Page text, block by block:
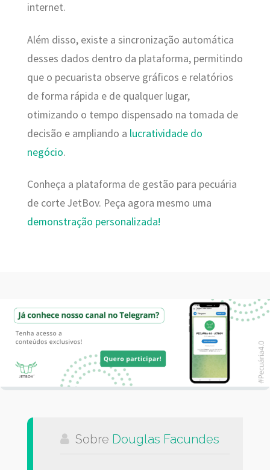
internet.
Além disso, existe a sincronização automática
desses dados dentro da plataforma, permitindo
que o pecuarista observe gráficos e relatórios
de forma rápida e de qualquer lugar,
otimizando o tempo dispensado na tomada de
decisão e ampliando a lucratividade do
negócio.
Conheça a plataforma de gestão para pecuária
de corte JetBov. Peça agora mesmo uma
demonstração personalizada!
Sobre Douglas Facundes